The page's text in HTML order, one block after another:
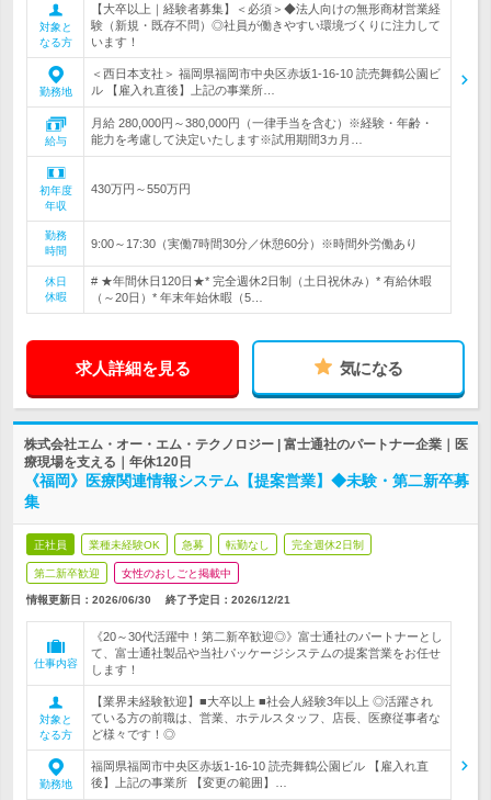
対象と
なる方
【大卒以上｜経験者募集】＜必須＞◆法人向けの無形商材営業経
験（新規・既存不問）◎社員が働きやすい環境づくりに注力して
います！
勤務地
＜西日本支社＞ 福岡県福岡市中央区赤坂1-16-10 読売舞鶴公園ビ
ル 【雇入れ直後】上記の事業所…
給与
月給 280,000円～380,000円（一律手当を含む）※経験・年齢・
能力を考慮して決定いたします※試用期間3カ月…
初年度
年収
430万円～550万円
勤務
時間
9:00～17:30（実働7時間30分／休憩60分）※時間外労働あり
休日
休暇
# ★年間休日120日★* 完全週休2日制（土日祝休み）* 有給休暇
（～20日）* 年末年始休暇（5…
求人詳細を見る 気になる
株式会社エム・オー・エム・テクノロジー | 富士通社のパートナー企業｜医
療現場を支える｜年休120日
《福岡》医療関連情報システム【提案営業】◆未験・第二新卒募
集
正社員 業種未経験OK 急募 転勤なし 完全週休2日制
第二新卒歓迎 女性のおしごと掲載中
情報更新日：2026/06/30 終了予定日： 2026/12/21
仕事内容
《20～30代活躍中！第二新卒歓迎◎》富士通社のパートナーとし
て、富士通社製品や当社パッケージシステムの提案営業をお任せ
します！
対象と
なる方
【業界未経験歓迎】■大卒以上 ■社会人経験3年以上 ◎活躍され
ている方の前職は、営業、ホテルスタッフ、店長、医療従事者な
ど様々です！◎
勤務地
福岡県福岡市中央区赤坂1-16-10 読売舞鶴公園ビル 【雇入れ直
後】上記の事業所 【変更の範囲】…